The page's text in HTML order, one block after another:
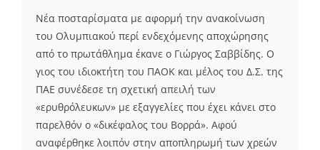
Νέα ποσταρίσματα με αφορμή την ανακοίνωση
του Ολυμπιακού περί ενδεχόμενης αποχώρησης
από το πρωτάθλημα έκανε ο Γιώργος Σαββίδης. Ο
γιος του ιδιοκτήτη του ΠΑΟΚ και μέλος του Δ.Σ. της
ΠΑΕ συνέδεσε τη σχετική απειλή των
«ερυθρόλευκων» με εξαγγελίες που έχει κάνει στο
παρελθόν ο «δικέφαλος του Βορρά». Αφού
αναφέρθηκε λοιπόν στην αποπληρωμή των χρεών